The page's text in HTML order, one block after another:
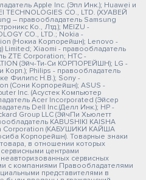
Apple Inc. (Эпл Инк.); Huawei и
TECHNOLOGIES CO., LTD. (ХУАВЕЙ
– правообладатель Samsung
Ко., Лтд.); MEIZU -
CO., LTD.; Nokia -
(Нокиа Корпорейшн); Lenovo -
Limited; Xiaomi - правообладатель
ZTE Corporation; HTC -
(Эйч-Ти-Си КОРПОРЕЙШН); LG -
Корп.); Philips - правообладатель
Филипс Н.В.); Sony -
(Сони Корпорейшн); ASUS -
Inc. (Асустек Компьютер
Acer Incorporated (Эйсер
Dell Inc.(Делл Инк.); HP -
Group LLC (ЭйчПи Хьюлетт
KABUSHIKI KAISHA
Corporation (КАБУШИКИ КАЙША
Корпорейшн). Товарные знаки
в отношении которых
центрами
неавторизованных сервисных
с компаниями Правообладателями
представителями в